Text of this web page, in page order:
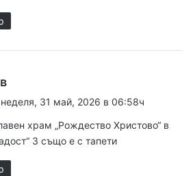
а
:
31 май, 2026 в 06:58ч
храм „Рождество Христово“ в
3 също е с тапети